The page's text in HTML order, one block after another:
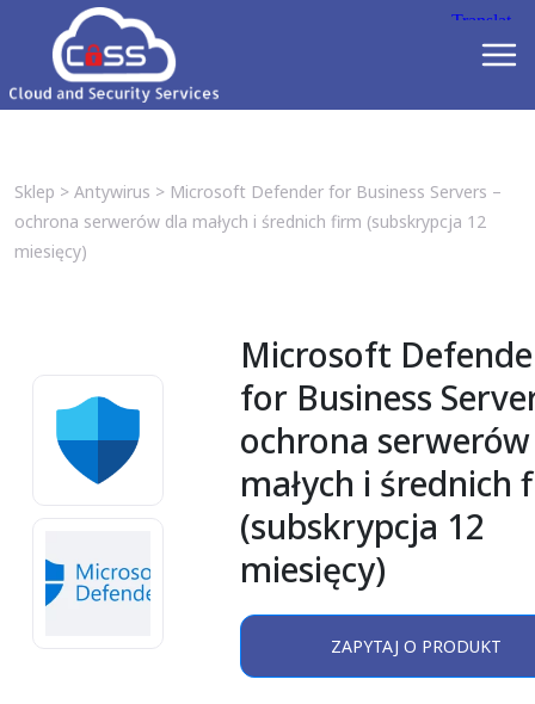
Sklep > Antywirus > Microsoft Defender for Business Servers –
ochrona serwerów dla małych i średnich firm (subskrypcja 12
miesięcy)
Microsoft
for Business
ochrona
małych i średnich
(subskrypcja 12
miesięcy)
ZAPYTAJ O PRODUKT